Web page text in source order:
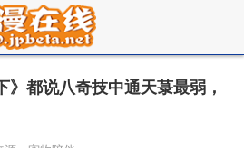
》都说八奇技中通天菉最弱，